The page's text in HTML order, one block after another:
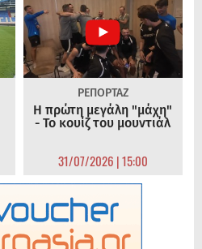
ΡΕΠΟΡΤΑΖ
Η πρώτη μεγάλη "μάχη"
- Το κουίζ του μουντιάλ
31/07/2026 | 15:00